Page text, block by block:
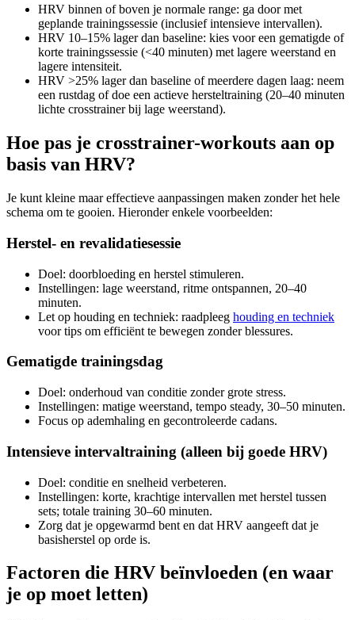
HRV binnen of boven je normale range: ga door met
geplande trainingssessie (inclusief intensieve intervallen).
HRV 10–15% lager dan baseline: kies voor een gematigde of
korte trainingssessie (<40 minuten) met lagere weerstand en
lagere intensiteit.
HRV >25% lager dan baseline of meerdere dagen laag: neem
een rustdag of doe een actieve hersteltraining (20–40 minuten
lichte crosstrainer bij lage weerstand).
Hoe pas je crosstrainer-workouts aan op
basis van HRV?
Je kunt kleine maar effectieve aanpassingen maken zonder het hele
schema om te gooien. Hieronder enkele voorbeelden:
Herstel- en revalidatiesessie
Doel: doorbloeding en herstel stimuleren.
Instellingen: lage weerstand, ritme ontspannen, 20–40
minuten.
Let op houding en techniek: raadpleeg houding en techniek
voor tips om efficiënt te bewegen zonder blessures.
Gematigde trainingsdag
Doel: onderhoud van conditie zonder grote stress.
Instellingen: matige weerstand, tempo steady, 30–50 minuten.
Focus op ademhaling en gecontroleerde cadans.
Intensieve intervaltraining (alleen bij goede HRV)
Doel: conditie en snelheid verbeteren.
Instellingen: korte, krachtige intervallen met herstel tussen
sets; totale training 30–60 minuten.
Zorg dat je opgewarmd bent en dat HRV aangeeft dat je
basisherstel op orde is.
Factoren die HRV beïnvloeden (en waar
je op moet letten)